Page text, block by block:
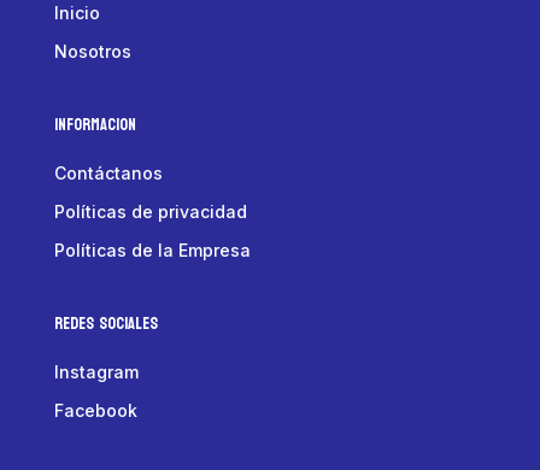
Inicio
Nosotros
Informacion
Contáctanos
Políticas de privacidad
Políticas de la Empresa
Redes Sociales
Instagram
Facebook